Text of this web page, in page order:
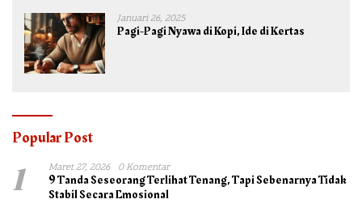
Januari 26, 2025
Pagi-Pagi Nyawa di Kopi, Ide di Kertas
Popular Post
1 Maret 27, 2026 0 Komentar
9 Tanda Seseorang Terlihat Tenang, Tapi Sebenarnya Tidak
Stabil Secara Emosional